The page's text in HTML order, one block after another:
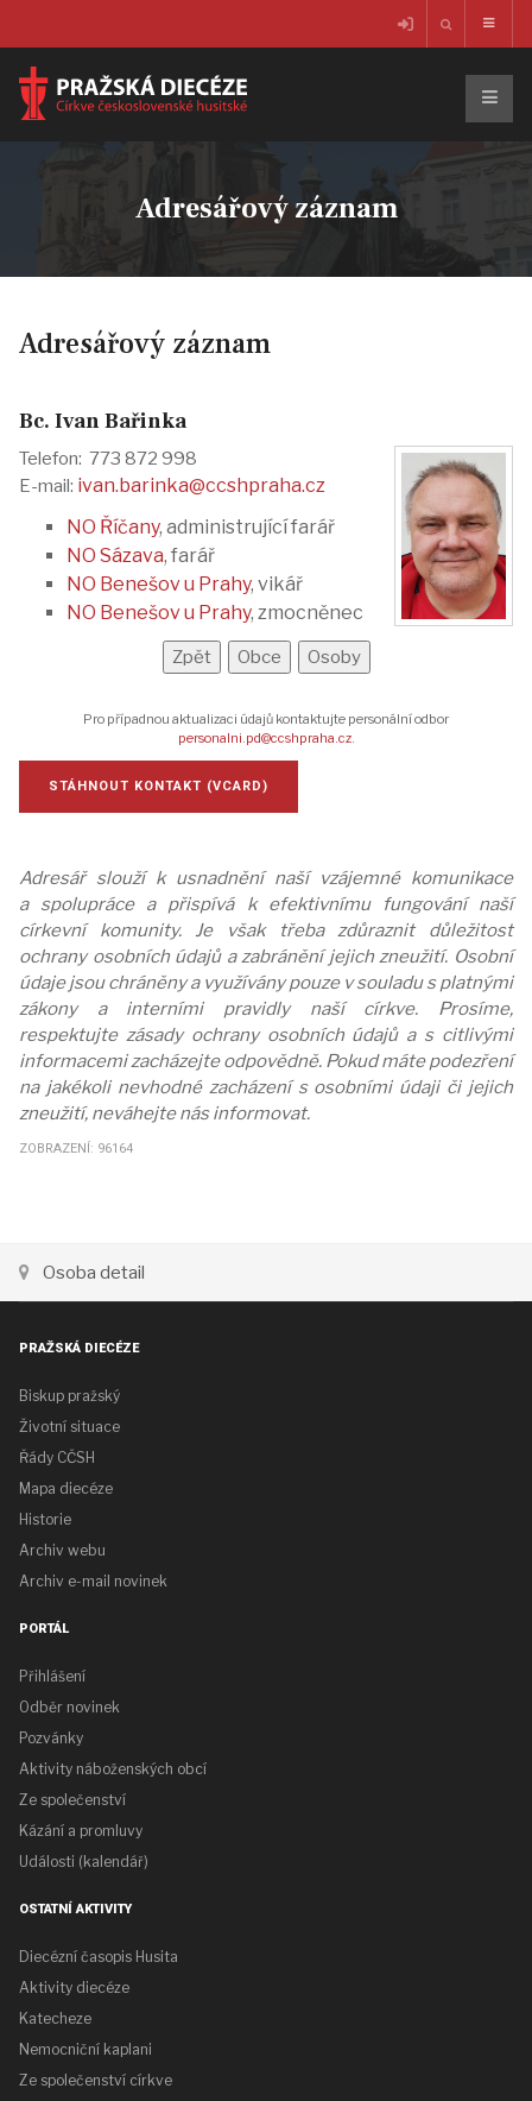
Adresářový záznam
Adresářový záznam
Bc. Ivan Bařinka
Telefon: 773 872 998
E-mail: ivan.barinka@ccshpraha.cz
NO Říčany, administrující farář
NO Sázava, farář
NO Benešov u Prahy, vikář
NO Benešov u Prahy, zmocněnec
Pro případnou aktualizaci údajů kontaktujte personální odbor
personalni.pd@ccshpraha.cz.
STÁHNOUT KONTAKT (VCARD)
Adresář slouží k usnadnění naší vzájemné komunikace
a spolupráce a přispívá k efektivnímu fungování naší
církevní komunity. Je však třeba zdůraznit důležitost
ochrany osobních údajů a zabránění jejich zneužití. Osobní
údaje jsou chráněny a využívány pouze v souladu s platnými
zákony a interními pravidly naší církve. Prosíme,
respektujte zásady ochrany osobních údajů a s citlivými
informacemi zacházejte odpovědně. Pokud máte podezření
na jakékoli nevhodné zacházení s osobními údaji či jejich
zneužití, neváhejte nás informovat.
ZOBRAZENÍ: 96164
Osoba detail
PRAŽSKÁ DIECÉZE
Biskup pražský
Životní situace
Řády CČSH
Mapa diecéze
Historie
Archiv webu
Archiv e-mail novinek
PORTÁL
Přihlášení
Odběr novinek
Pozvánky
Aktivity náboženských obcí
Ze společenství
Kázání a promluvy
Události (kalendář)
OSTATNÍ AKTIVITY
Diecézní časopis Husita
Aktivity diecéze
Katecheze
Nemocniční kaplani
Ze společenství církve